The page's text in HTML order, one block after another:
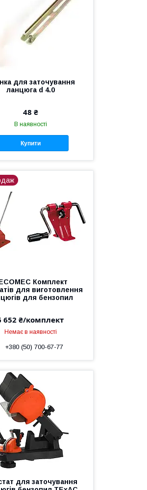
для заточування
ланцюга d 4.0
48 ₴
В наявності
Купити
Комплект
для виготовлення
для бензопил
652 ₴/комплект
Немає в наявності
+380 (50) 700-67-77
для заточування